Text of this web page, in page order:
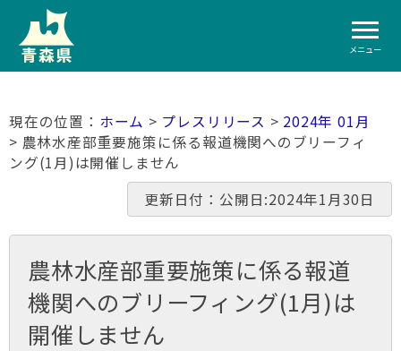
メニュー
ホーム > プレスリリース > 2024年 01月
> 農林水産部重要施策に係る報道機関へのブリーフィ
ング(1月)は開催しません
更新日付：公開日:2024年1月30日
農林水産部重要施策に係る報道
機関へのブリーフィング(1月)は
開催しません